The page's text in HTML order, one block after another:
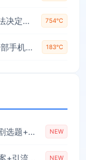
多多特训营【5-7月】产品决定上限，方法决定下限，各种玩法技巧落地实操 754℃
淘宝闪购浏览就有收益，几分钟一单，一部手机就可操作，操作简单，小白轻松日入3张【揭秘】 183℃
抖音90W粉丝博主亲授影视剧解说教学，选剧选题+文案模板+AI指令+剪辑配音+封面全流程变现，解锁精选独家收益 NEW
同城IP30天特训营-更新｜拍摄剪辑+脚本文案+引流成交，打爆本地流量提升门店业绩实操教学 NEW